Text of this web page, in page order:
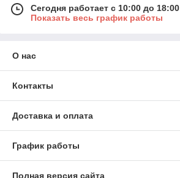
Сегодня работает с 10:00 до 18:00
Показать весь график работы
О нас
Контакты
Доставка и оплата
График работы
Полная версия сайта